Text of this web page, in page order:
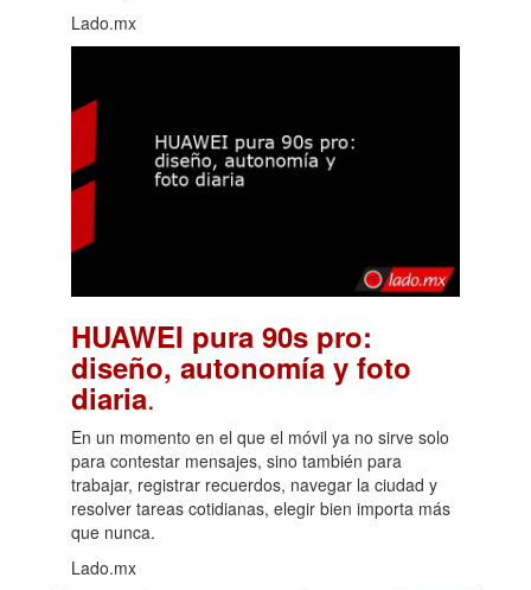
Lado.mx
HUAWEI pura 90s pro:
diseño, autonomía y foto
diaria.
En un momento en el que el móvil ya no sirve solo
para contestar mensajes, sino también para
trabajar, registrar recuerdos, navegar la ciudad y
resolver tareas cotidianas, elegir bien importa más
que nunca.
Lado.mx